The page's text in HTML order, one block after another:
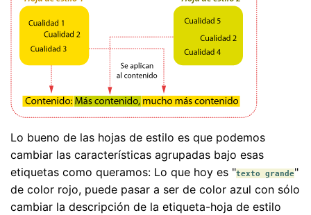
Lo bueno de las hojas de estilo es que podemos
cambiar las características agrupadas bajo esas
etiquetas como queramos: Lo que hoy es "texto grande"
de color rojo, puede pasar a ser de color azul con sólo
cambiar la descripción de la etiqueta-hoja de estilo